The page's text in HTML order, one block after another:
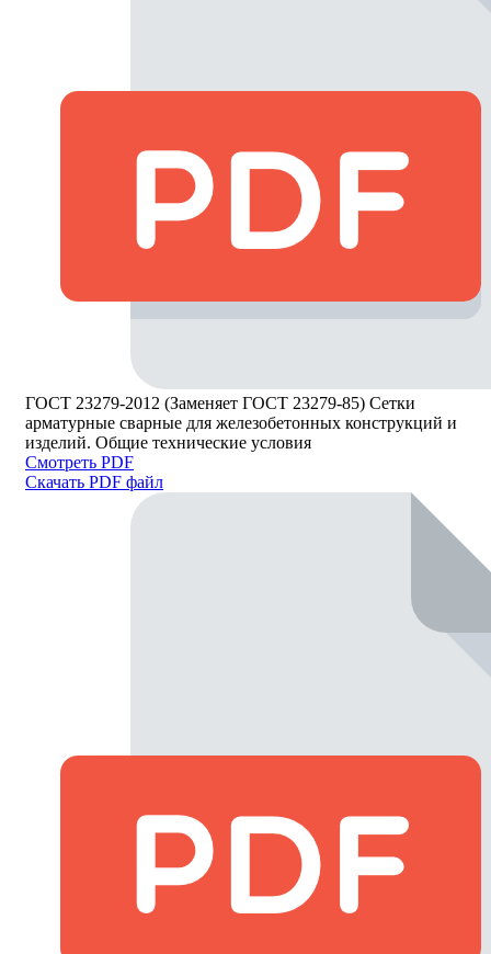
ГОСТ 23279-2012 (Заменяет ГОСТ 23279-85) Сетки
арматурные сварные для железобетонных конструкций и
изделий. Общие технические условия
Смотреть PDF
Скачать PDF файл